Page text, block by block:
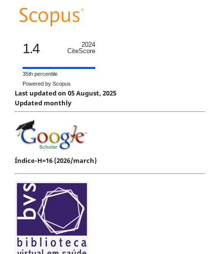
1.4
2024
CiteScore
35th percentile
Powered by Scopus
Last updated on 05 August, 2025
Updated monthly
Índice-H=16 (2026/march)